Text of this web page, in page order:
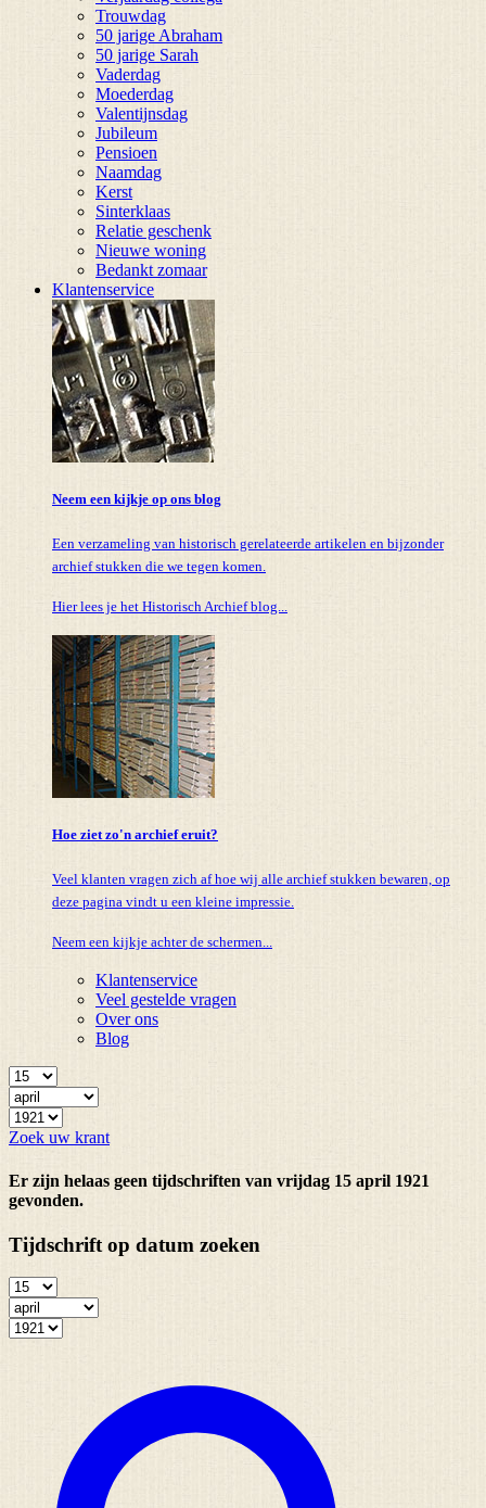
Trouwdag
50 jarige Abraham
50 jarige Sarah
Vaderdag
Moederdag
Valentijnsdag
Jubileum
Pensioen
Naamdag
Kerst
Sinterklaas
Relatie geschenk
Nieuwe woning
Bedankt zomaar
Klantenservice
Neem een kijkje op ons blog
Een verzameling van historisch gerelateerde artikelen en bijzonder
archief stukken die we tegen komen.
Hier lees je het Historisch Archief blog...
Hoe ziet zo'n archief eruit?
Veel klanten vragen zich af hoe wij alle archief stukken bewaren, op
deze pagina vindt u een kleine impressie.
Neem een kijkje achter de schermen...
Klantenservice
Veel gestelde vragen
Over ons
Blog
Zoek uw krant
Er zijn helaas geen tijdschriften van vrijdag 15 april 1921
gevonden.
Tijdschrift op datum zoeken